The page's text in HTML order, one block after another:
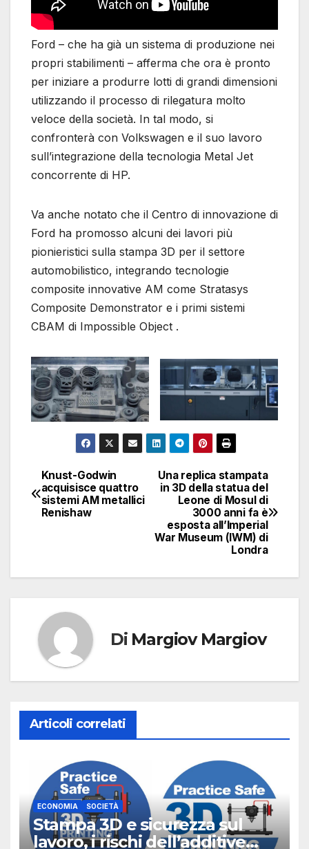
Ford – che ha già un sistema di produzione nei
propri stabilimenti – afferma che ora è pronto
per iniziare a produrre lotti di grandi dimensioni
utilizzando il processo di rilegatura molto
veloce della società. In tal modo, si
confronterà con Volkswagen e il suo lavoro
sull’integrazione della tecnologia Metal Jet
concorrente di HP.
Va anche notato che il Centro di innovazione di
Ford ha promosso alcuni dei lavori più
pionieristici sulla stampa 3D per il settore
automobilistico, integrando tecnologie
composite innovative AM come Stratasys
Composite Demonstrator e i primi sistemi
CBAM di Impossible Object .
Navigazione
articoli
Una replica stampata
in 3D della statua del
Leone di Mosul di
3000 anni fa è
esposta all’Imperial
War Museum (IWM) di
Londra
Knust-Godwin
acquisisce quattro
sistemi AM metallici
Renishaw
Di Margiov Margiov
Articoli correlati
ECONOMIA SOCIETÀ
Stampa 3D e sicurezza sul
lavoro, i rischi dell’additive